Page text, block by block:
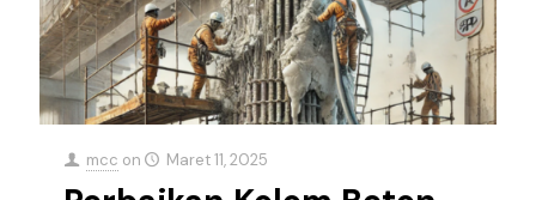
mcc on Maret 11, 2025